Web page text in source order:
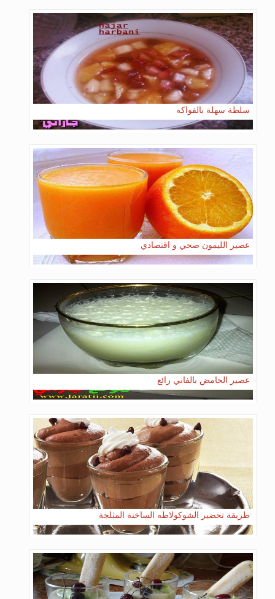
سلطة سهلة بالفواكه
عصير الليمون صحي و اقتصادي
عصير الحامض بالفاني رائع
طريقة تحضير الشوكولاطه الساخنة المثلجة